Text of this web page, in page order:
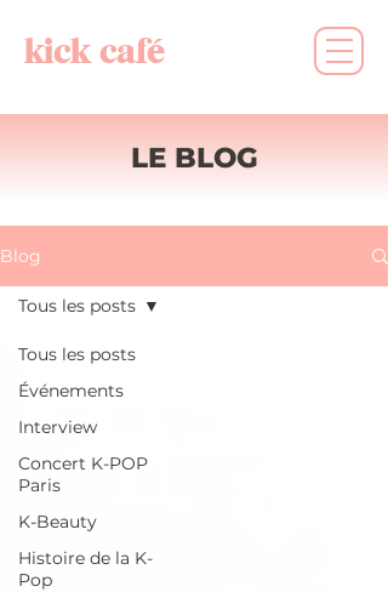
kick café
LE BLOG
Blog
Tous les posts
Événements
Interview
Concert K-POP
Paris
K-Beauty
Histoire de la K-
Pop
Tous les posts